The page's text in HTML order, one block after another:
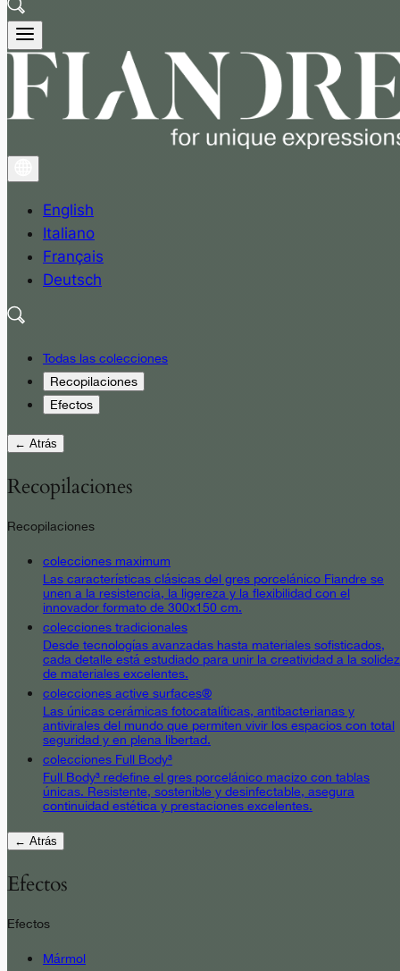
English
Italiano
Français
Deutsch
Todas las colecciones
Recopilaciones
Efectos
← Atrás
Recopilaciones
Recopilaciones
colecciones maximum
Las características clásicas del gres porcelánico Fiandre se
unen a la resistencia, la ligereza y la flexibilidad con el
innovador formato de 300x150 cm.
colecciones tradicionales
Desde tecnologías avanzadas hasta materiales sofisticados,
cada detalle está estudiado para unir la creatividad a la solidez
de materiales excelentes.
colecciones active surfaces®
Las únicas cerámicas fotocatalíticas, antibacterianas y
antivirales del mundo que permiten vivir los espacios con total
seguridad y en plena libertad.
colecciones Full Body³
Full Body³ redefine el gres porcelánico macizo con tablas
únicas. Resistente, sostenible y desinfectable, asegura
continuidad estética y prestaciones excelentes.
← Atrás
Efectos
Efectos
Mármol